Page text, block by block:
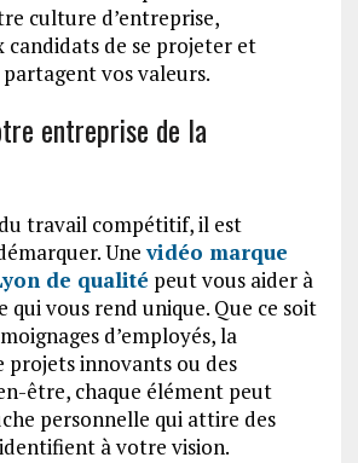
culture d’entreprise,
de se projeter et
partagent vos valeurs.
entreprise de la
travail compétitif, il est
Unevidéo marque
de qualitépeut vous aider à
qui vous rend unique. Que ce soit
d’employés, la
projets innovants ou des
être, chaque élément peut
personnelle qui attire des
à votre vision.